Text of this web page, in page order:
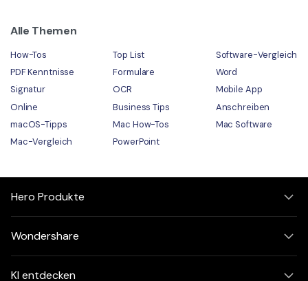
Alle Themen
How-Tos Top List
Software-Vergleich
PDF Kenntnisse
Formulare
Word
Signatur
OCR
Mobile App
Online
Business Tips
Anschreiben
macOS-Tipps
Mac How-Tos
Mac Software
Mac-Vergleich
PowerPoint
Hero Produkte
Wondershare
KI entdecken